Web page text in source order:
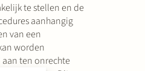
te stellen en de
aanhangig
van een
worden
ten onrechte